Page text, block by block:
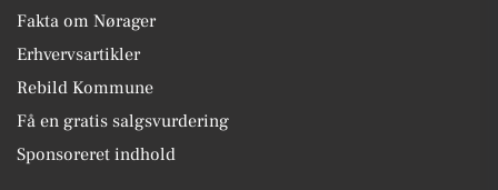
Fakta om Nørager
Erhvervsartikler
Rebild Kommune
Få en gratis salgsvurdering
Sponsoreret indhold